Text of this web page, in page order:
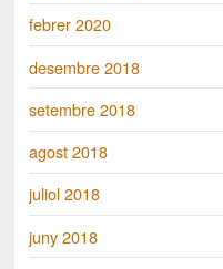
febrer 2020
desembre 2018
setembre 2018
agost 2018
juliol 2018
juny 2018